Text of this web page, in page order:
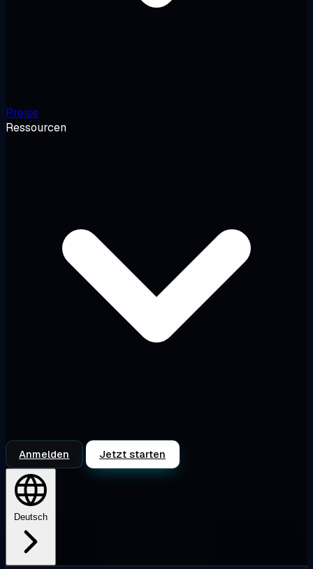
Preise
Ressourcen
Anmelden Jetzt starten
Deutsch